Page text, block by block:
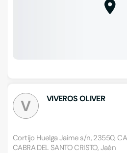
V VIVEROS OLIVER
Cortijo Huelga Jaime s/n, 23550,
CABRA DEL SANTO CRISTO, Jaén